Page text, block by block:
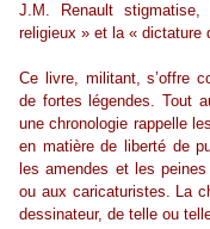
J.M. Renault
religieux » et la « dictature
Ce livre, militant, s’offre
de fortes légendes. Tout
une chronologie rappelle
en matière de liberté de
les amendes et les
ou aux caricaturistes. La
dessinateur, de telle ou